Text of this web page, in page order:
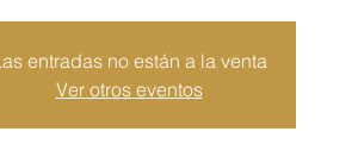
entradas no están a la venta
Ver otros eventos